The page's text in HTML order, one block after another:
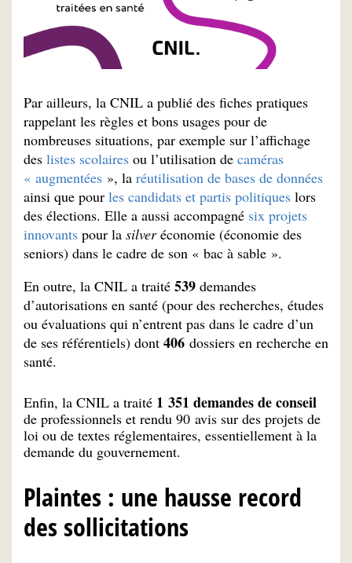
Par ailleurs, la CNIL a publié des fiches pratiques
rappelant les règles et bons usages pour de
nombreuses situations, par exemple sur l’affichage
des listes scolaires ou l’utilisation de caméras
« augmentées », la réutilisation de bases de données
ainsi que pour les candidats et partis politiques lors
des élections. Elle a aussi accompagné six projets
innovants pour la silveréconomie (économie des
seniors) dans le cadre de son « bac à sable ».
En outre, la CNIL a traité 539 demandes
d’autorisations en santé (pour des recherches, études
ou évaluations qui n’entrent pas dans le cadre d’un
de ses référentiels) dont 406 dossiers en recherche en
santé.
Enfin, la CNIL a traité 1 351 demandes de conseil
de professionnels et rendu 90 avis sur des projets de
loi ou de textes réglementaires, essentiellement à la
demande du gouvernement.
Plaintes : une hausse record
des sollicitations